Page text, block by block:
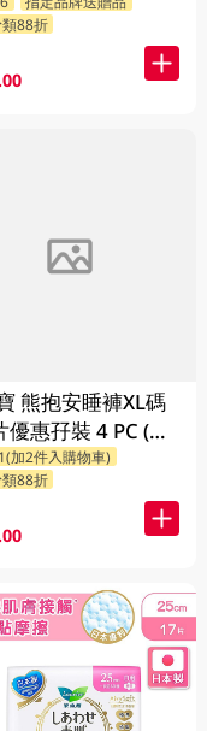
)
88折
熊抱安睡褲XL碼
惠孖裝 4 PC (包
發放)
加2件入購物車)
88折